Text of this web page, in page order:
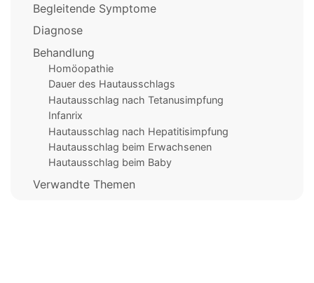
Begleitende Symptome
Diagnose
Behandlung
Homöopathie
Dauer des Hautausschlags
Hautausschlag nach Tetanusimpfung
Infanrix
Hautausschlag nach Hepatitisimpfung
Hautausschlag beim Erwachsenen
Hautausschlag beim Baby
Verwandte Themen